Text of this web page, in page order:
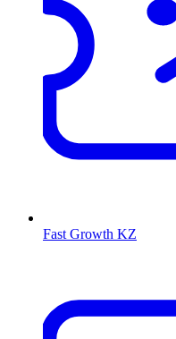
Fast Growth KZ